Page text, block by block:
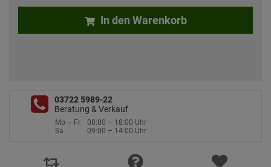
In den Warenkorb
03722 5989-22
Beratung & Verkauf
Mo – Fr
08:00 – 18:00 Uhr
Sa
09:00 – 14:00 Uhr